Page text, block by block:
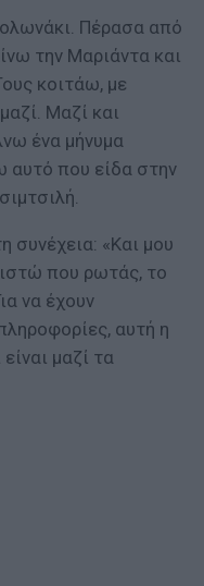
Πέρασα από
την Μαριάντα και
κοιτάω, με
Μαζί και
ένα μήνυμα
αυτό που είδα στην
συνέχεια: «Και μου
που ρωτάς, το
να έχουν
αυτή η
μαζί τα